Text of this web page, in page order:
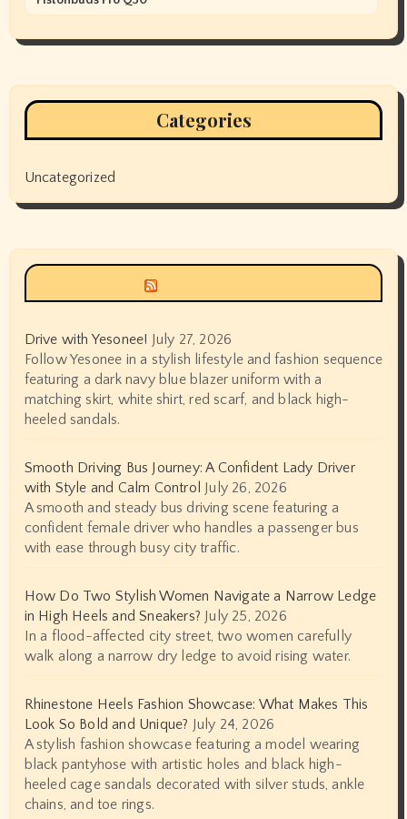
Categories
Uncategorized
Drive with Yesonee! July 27, 2026
Follow Yesonee in a stylish lifestyle and fashion sequence
featuring a dark navy blue blazer uniform with a
matching skirt, white shirt, red scarf, and black high-
heeled sandals.
Smooth Driving Bus Journey: A Confident Lady Driver
with Style and Calm Control July 26, 2026
A smooth and steady bus driving scene featuring a
confident female driver who handles a passenger bus
with ease through busy city traffic.
How Do Two Stylish Women Navigate a Narrow Ledge
in High Heels and Sneakers? July 25, 2026
In a flood-affected city street, two women carefully
walk along a narrow dry ledge to avoid rising water.
Rhinestone Heels Fashion Showcase: What Makes This
Look So Bold and Unique? July 24, 2026
A stylish fashion showcase featuring a model wearing
black pantyhose with artistic holes and black high-
heeled cage sandals decorated with silver studs, ankle
chains, and toe rings.